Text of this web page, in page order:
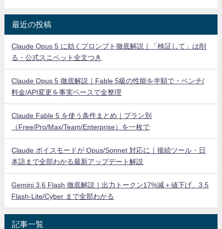
最近の投稿
Claude Opus 5 に効くプロンプト徹底解説｜「検証して」は削
る・公式スニペット全文つき
Claude Opus 5 徹底解説｜Fable 5級の性能を半額で・ベンチ/
料金/API変更を事実ベースで全整理
Claude Fable 5 を使う条件まとめ｜プラン別
（Free/Pro/Max/Team/Enterprise）を一枚で
Claude ボイスモードが Opus/Sonnet 対応に｜接続ツール・日
本語まで全部わかる最新アップデート解説
Gemini 3.6 Flash 徹底解説｜出力トークン17%減＋値下げ、3.5
Flash-Lite/Cyber まで全部わかる
記事一覧